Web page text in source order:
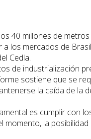
40 millones de
los mercados de
Cedla.
de industrialización
sostiene que se
la caída de la
es cumplir con
la